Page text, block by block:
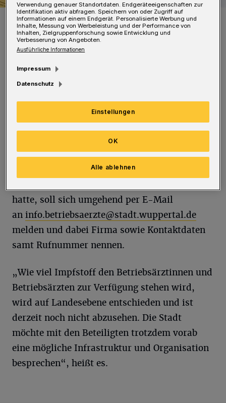
Symbolbild.
Foto: Markus Winkler
Meeting, bei dem gemeinsam das weitere
Vorgehen erörtert werden soll. Zahlreiche
Kontakte – insbesondere der größeren Betriebe
– liegen der Verwaltung bereits vor. Wer als
Betriebsärztin oder -arzt zu diesem Thema
hatte, soll sich umgehend per E-Mail
an info.betriebsaerzte@stadt.wuppertal.de
melden und dabei Firma sowie Kontaktdaten
samt Rufnummer nennen.
„Wie viel Impfstoff den Betriebsärztinnen und
Betriebsärzten zur Verfügung stehen wird,
wird auf Landesebene entschieden und ist
derzeit noch nicht abzusehen. Die Stadt
möchte mit den Beteiligten trotzdem vorab
eine mögliche Infrastruktur und Organisation
besprechen“, heißt es.
Verwendung genauer Standortdaten. Endgeräteeigenschaften zur
Identifikation aktiv abfragen. Speichern von oder Zugriff auf
Informationen auf einem Endgerät. Personalisierte Werbung und
Inhalte, Messung von Werbeleistung und der Performance von
Inhalten, Zielgruppenforschung sowie Entwicklung und
Verbesserung von Angeboten.
Ausführliche Informationen
Impressum
Datenschutz
Einstellungen
Alle ablehnen
OK